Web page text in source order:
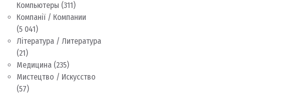
Компьютеры (311)
Компанії / Компании
(5 041)
Література / Литература
(21)
Медицина (235)
Мистецтво / Искусство
(57)